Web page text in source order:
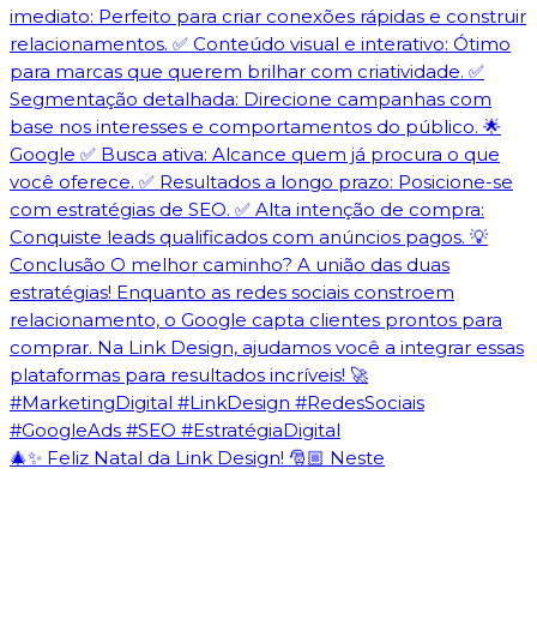
🎄✨ Feliz Natal da Link Design! 🎅🏼 Neste